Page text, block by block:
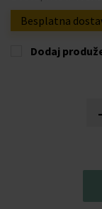
Besplatna
Dodaj